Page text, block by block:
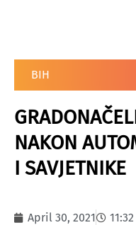
BIH
NAKON
I SAVJETNIKE
April 30, 2021